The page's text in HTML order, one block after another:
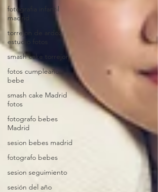
fotografia infantil
madrid
torrejon de ardoz
estudio fotos
smash cake torrejon
fotos cumpleaños
bebe
smash cake Madrid
fotos
fotografo bebes
Madrid
sesion bebes madrid
fotografo bebes
sesion seguimiento
sesión del año